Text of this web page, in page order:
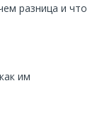
разница и что
им